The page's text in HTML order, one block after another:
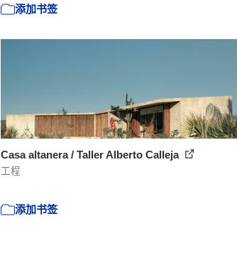
添加书签
Casa altanera / Taller Alberto Calleja
工程
添加书签